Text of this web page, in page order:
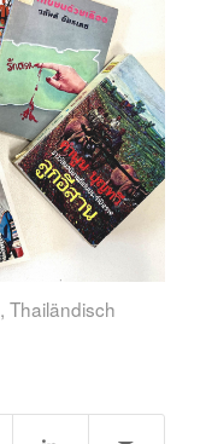
, Thailändisch